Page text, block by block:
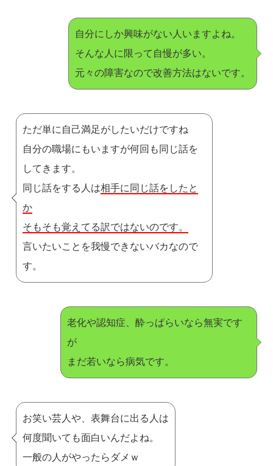
自分にしか興味がない人いますよね。
そんな人に限って自慢が多い。
元々の障害なので改善方法はないです。
ただ単に自己満足がしたいだけですね
自分の職場にもいますが何回も同じ話を
してきます。
同じ話をする人は相手に同じ話をしたと
か
そもそも覚えてる訳ではないのです。
言いたいことを我慢できないバカなので
す。
老化や認知症、酔っぱらいなら無実です
が
まだ若いなら病気です。
お笑い芸人や、表舞台に出る人は
何度聞いても面白いんだよね。
一般の人がやったらダメｗ